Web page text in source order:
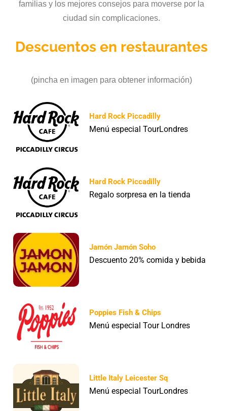
familias y los mejores consejos para moverse por la
ciudad sin complicaciones.
Descuentos en restaurantes
(pincha en imagen para obtener información)
Hard Rock Piccadilly
Menú especial TourLondres
Hard Rock Piccadilly
Regalo sorpresa en la tienda
Jamón Jamón Soho
Descuento 20% comida y bebida
Poppies Fish & Chips
Menú especial Tour Londres
Little Italy Leicester Sq
Menú especial TourLondres